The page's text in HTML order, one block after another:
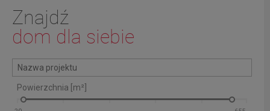
Znajdź
dom dla siebie
Powierzchnia [m²]